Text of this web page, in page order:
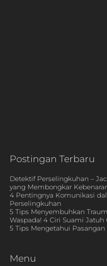
Postingan Terbaru
Detektif Perselingkuhan –
yang Membongkar
4 Pentingnya Komunikasi
Perselingkuhan
5 Tips Menyembuhkan
Waspada! 4 Ciri Suami
5 Tips Mengetahui
Menu